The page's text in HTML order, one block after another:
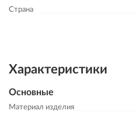
Страна
Характеристики
Основные
Материал изделия